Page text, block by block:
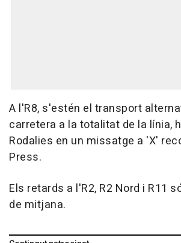
A l'R8, s'estén el transport
carretera a la totalitat de la línia,
Rodalies en un missatge a 'X'
Press.
Els retards a l'R2, R2 Nord i R11
de mitjana.